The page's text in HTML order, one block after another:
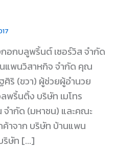
อกบลูพริ้นต์ เซอร์วิส จำกัด
แพนวิสาหกิจ จำกัด คุณ
ศิริ (ขวา) ผู้ช่วยผู้อำนวย
ริ้นติ้ง บริษัท เมโทร
จำกัด (มหาชน) และคณะ
าจาก บริษัท บ้านแพน
ริษัท [...]